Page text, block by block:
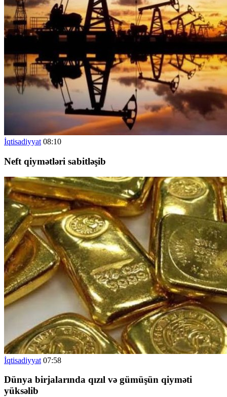
İqtisadiyyat 08:10
Neft qiymətləri sabitləşib
İqtisadiyyat 07:58
Dünya birjalarında qızıl və gümüşün qiyməti
yüksəlib